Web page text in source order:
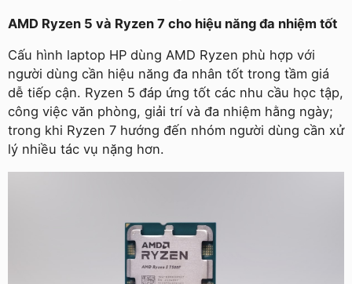
AMD Ryzen 5 và Ryzen 7 cho hiệu năng đa nhiệm tốt
Cấu hình laptop HP dùng AMD Ryzen phù hợp với
người dùng cần hiệu năng đa nhân tốt trong tầm giá
dễ tiếp cận. Ryzen 5 đáp ứng tốt các nhu cầu học tập,
công việc văn phòng, giải trí và đa nhiệm hằng ngày;
trong khi Ryzen 7 hướng đến nhóm người dùng cần xử
lý nhiều tác vụ nặng hơn.